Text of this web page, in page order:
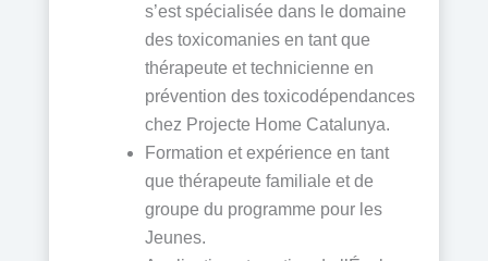
s’est spécialisée dans le domaine
des toxicomanies en tant que
thérapeute et technicienne en
prévention des toxicodépendances
chez Projecte Home Catalunya.
Formation et expérience en tant
que thérapeute familiale et de
groupe du programme pour les
Jeunes.